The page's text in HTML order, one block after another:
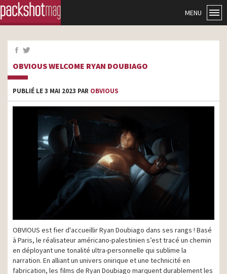
MENU
OBVIOUS WELCOME RYAN DOUBIAGO
PUBLIÉ LE 3 MAI 2023 PAR OBVIOUS
OBVIOUS est fier d'accueillir Ryan Doubiago dans ses rangs ! Basé
à Paris, le réalisateur américano-palestinien s’est tracé un chemin
en déployant une tonalité ultra-personnelle qui sublime la
narration. En alliant un univers onirique et une technicité en
fabrication, les films de Ryan Doubiago marquent durablement les